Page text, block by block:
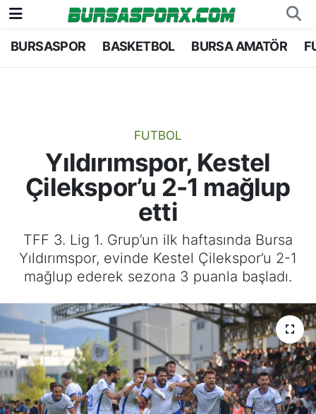
BURSASPOR BASKETBOL BURSA AMATÖR
FUTBOL
Yıldırımspor, Kestel
Çilekspor’u 2-1 mağlup
etti
TFF 3. Lig 1. Grup’un ilk haftasında Bursa
Yıldırımspor, evinde Kestel Çilekspor’u 2-1
mağlup ederek sezona 3 puanla başladı.
Bursaspor
Bursa Amatör
Hentbol
Voleybol
Genel
Bursa Nöbetçi Eczaneler
Bursa Trafik Yoğunluk Haritası
TFF 1.Lig Puan Durumu ve Fikstür
Tüm Manşetler
Son Dakika Haberleri
Haber Arşivi